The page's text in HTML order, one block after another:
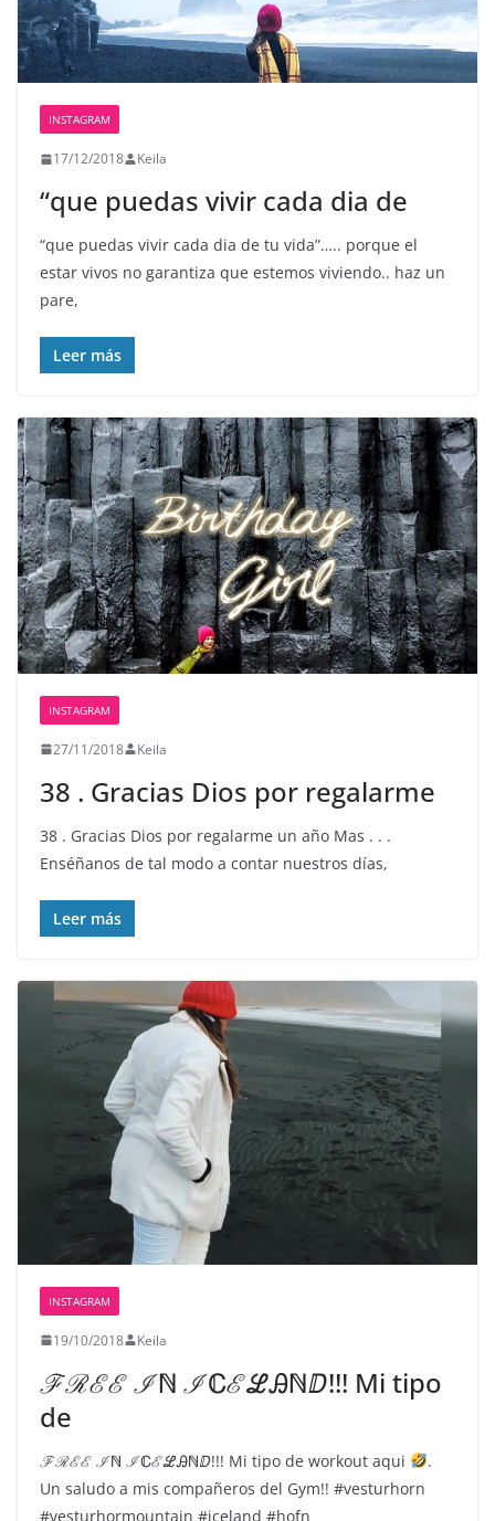
INSTAGRAM
17/12/2018 Keila
“que puedas vivir cada dia de
“que puedas vivir cada dia de tu vida”….. porque el
estar vivos no garantiza que estemos viviendo.. haz un
pare,
Leer más
INSTAGRAM
27/11/2018 Keila
38 . Gracias Dios por regalarme
38 . Gracias Dios por regalarme un año Mas . . .
Enséñanos de tal modo a contar nuestros días,
Leer más
INSTAGRAM
19/10/2018 Keila
ℱℛℰℰ ℐℕ ℐℂℰℒᎯℕⅅ!!! Mi tipo
de
ℱℛℰℰ ℐℕ ℐℂℰℒᎯℕⅅ!!! Mi tipo de workout aqui
.
Un saludo a mis compañeros del Gym!! #vesturhorn
#vesturhormountain #iceland #hofn